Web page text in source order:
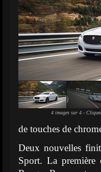
4 images sur 4 -
de touches de
Deux nouvelles
Sport. La première